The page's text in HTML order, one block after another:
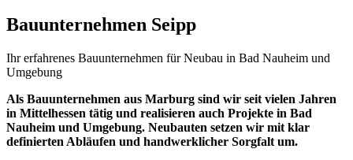
Bauunternehmen Seipp
Ihr erfahrenes Bauunternehmen für Neubau in Bad Nauheim und
Umgebung
Als Bauunternehmen aus Marburg sind wir seit vielen Jahren
in Mittelhessen tätig und realisieren auch Projekte in Bad
Nauheim und Umgebung. Neubauten setzen wir mit klar
definierten Abläufen und handwerklicher Sorgfalt um.